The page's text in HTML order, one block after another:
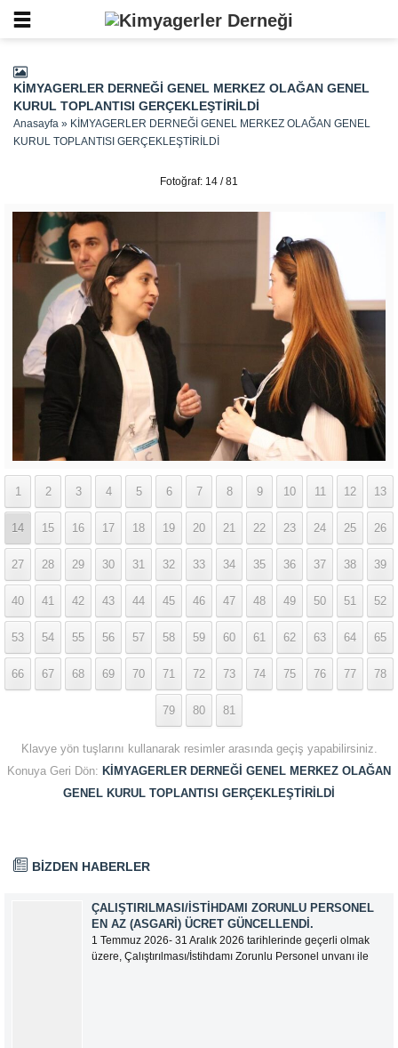
KİMYAGERLER DERNEĞİ GENEL MERKEZ OLAĞAN GENEL
KURUL TOPLANTISI GERÇEKLEŞTİRİLDİ
Anasayfa » KİMYAGERLER DERNEĞİ GENEL MERKEZ OLAĞAN GENEL
KURUL TOPLANTISI GERÇEKLEŞTİRİLDİ
Fotoğraf: 14 / 81
1 2 3 4 5 6 7 8 9 10 11 12 13
14 15 16 17 18 19 20 21 22 23 24 25 26
27 28 29 30 31 32 33 34 35 36 37 38 39
40 41 42 43 44 45 46 47 48 49 50 51 52
53 54 55 56 57 58 59 60 61 62 63 64 65
66 67 68 69 70 71 72 73 74 75 76 77 78
79 80 81
Klavye yön tuşlarını kullanarak resimler arasında geçiş yapabilirsiniz.
Konuya Geri Dön: KİMYAGERLER DERNEĞİ GENEL MERKEZ OLAĞAN
GENEL KURUL TOPLANTISI GERÇEKLEŞTİRİLDİ
BİZDEN HABERLER
ÇALIŞTIRILMASI/İSTIHDAMI ZORUNLU PERSONEL
EN AZ (ASGARI) ÜCRET GÜNCELLENDI.
1 Temmuz 2026- 31 Aralık 2026 tarihlerinde geçerli olmak
üzere, Çalıştırılması/İstihdamı Zorunlu Personel unvanı ile